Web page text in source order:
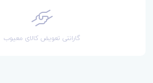
گارانتی تعویض کالای معیوب